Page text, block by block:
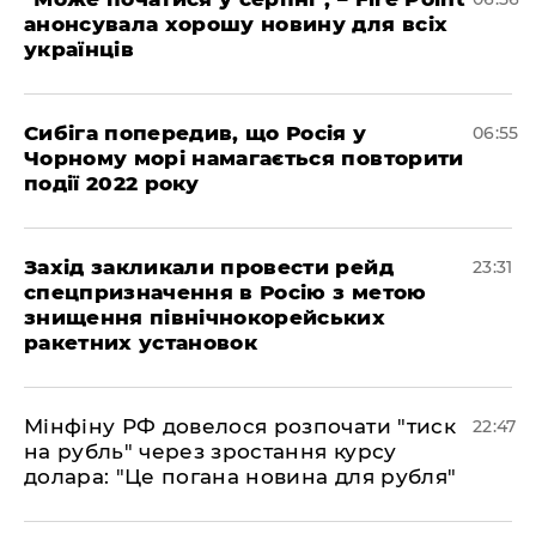
анонсувала хорошу новину для всіх
українців
Сибіга попередив, що Росія у
Чорному морі намагається повторити
події 2022 року
06:55
​Захід закликали провести рейд
спецпризначення в Росію з метою
знищення північнокорейських
ракетних установок
23:31
​Мінфіну РФ довелося розпочати "тиск
на рубль" через зростання курсу
долара: "Це погана новина для рубля"
22:47